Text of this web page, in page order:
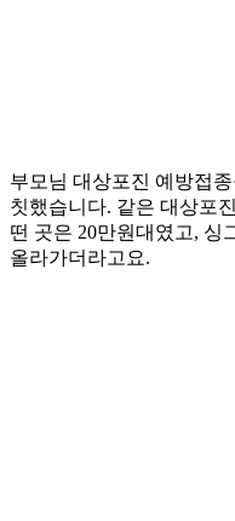
부모님 대상포진 예방접
칫했습니다. 같은 대상포
떤 곳은 20만원대였고, 싱
올라가더라고요.